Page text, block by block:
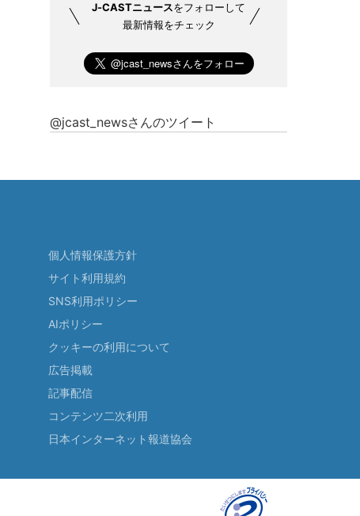
J-CASTニュースをフォローして
最新情報をチェック
@jcast_newsさんのツイート
個人情報保護方針
サイト利用規約
SNS利用ポリシー
AIポリシー
クッキーの利用について
広告掲載
記事配信
コンテンツ二次利用
日本インターネット報道協会